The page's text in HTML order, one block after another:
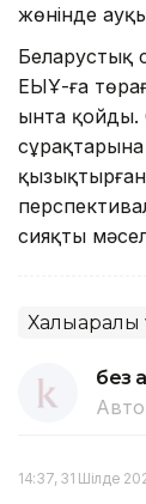
жөнінде
Беларустық
ЕҚЫҰ-ға
ынта қойды.
сияқты
без
14:37, 31 Шілде